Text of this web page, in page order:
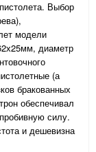
Выбор
модели
диаметр
(а
бракованных
обеспечивал
силу.
и дешевизна